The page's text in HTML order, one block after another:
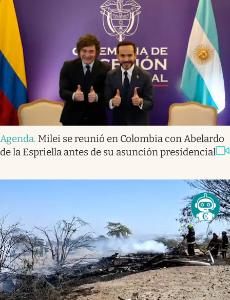
Agenda. Milei se reunió en Colombia con Abelardo
de la Espriella antes de su asunción presidencial